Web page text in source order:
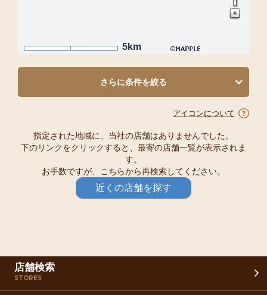
5km
さらに条件を絞る
アイコンについて
指定された地域に、当社の店舗はありませんでした。
下のリンクをクリックすると、最寄の店舗一覧が表示されま
す。
お手数ですが、こちらから再検索してください。
近くの店舗を探す
店舗検索
STORES